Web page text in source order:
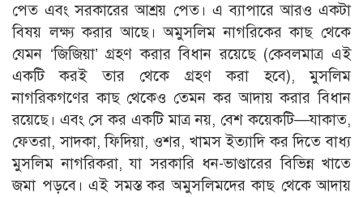
পেত এবং সরকারের আশ্রয় পেত। এ ব্যাপারে আরও একটা
বিষয় লক্ষ্য করার আছে। অমুসলিম নাগরিকের কাছ থেকে
যেমন ‘জিজিয়া’ গ্রহণ করার বিধান রয়েছে (কেবলমাত্র এই
একটি করই তার থেকে গ্রহণ করা হবে), মুসলিম
নাগরিকগণের কাছ থেকেও তেমন কর আদায় করার বিধান
রয়েছে। এবং সে কর একটি মাত্র নয়, বেশ কয়েকটি—যাকাত,
ফেতরা, সাদকা, ফিদিয়া, ওশর, খামস ইত্যাদি কর দিতে বাধ্য
মুসলিম নাগরিকরা, যা সরকারি ধন-ভাণ্ডারের বিভিন্ন খাতে
জমা পড়বে। এই সমস্ত কর অমুসলিমদের কাছ থেকে আদায়